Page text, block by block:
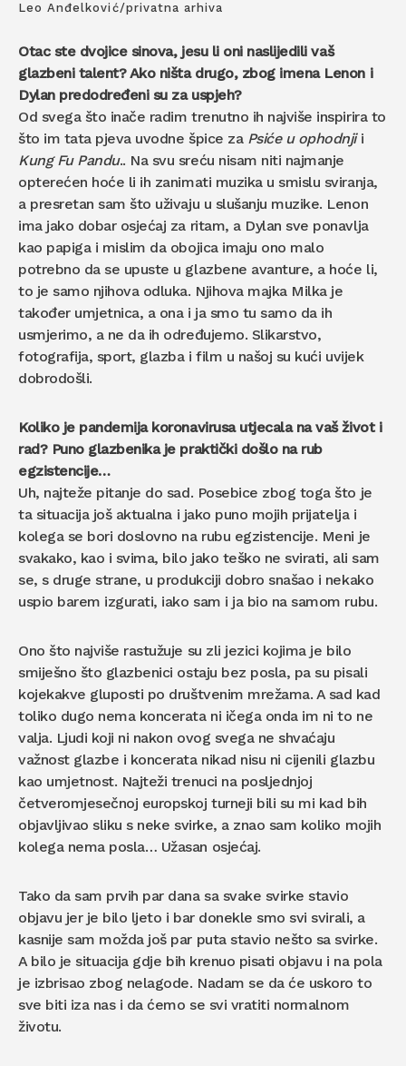
Leo Anđelković/privatna arhiva
Otac ste dvojice sinova, jesu li oni naslijedili vaš
glazbeni talent? Ako ništa drugo, zbog imena Lenon i
Dylan predodređeni su za uspjeh?
Od svega što inače radim trenutno ih najviše inspirira to
što im tata pjeva uvodne špice za Psiće u ophodnjii
Kung Fu Pandu.. Na svu sreću nisam niti najmanje
opterećen hoće li ih zanimati muzika u smislu sviranja,
a presretan sam što uživaju u slušanju muzike. Lenon
ima jako dobar osjećaj za ritam, a Dylan sve ponavlja
kao papiga i mislim da obojica imaju ono malo
potrebno da se upuste u glazbene avanture, a hoće li,
to je samo njihova odluka. Njihova majka Milka je
također umjetnica, a ona i ja smo tu samo da ih
usmjerimo, a ne da ih određujemo. Slikarstvo,
fotografija, sport, glazba i film u našoj su kući uvijek
dobrodošli.
Koliko je pandemija koronavirusa utjecala na vaš život i
rad? Puno glazbenika je praktički došlo na rub
egzistencije…
Uh, najteže pitanje do sad. Posebice zbog toga što je
ta situacija još aktualna i jako puno mojih prijatelja i
kolega se bori doslovno na rubu egzistencije. Meni je
svakako, kao i svima, bilo jako teško ne svirati, ali sam
se, s druge strane, u produkciji dobro snašao i nekako
uspio barem izgurati, iako sam i ja bio na samom rubu.
Ono što najviše rastužuje su zli jezici kojima je bilo
smiješno što glazbenici ostaju bez posla, pa su pisali
kojekakve gluposti po društvenim mrežama. A sad kad
toliko dugo nema koncerata ni ičega onda im ni to ne
valja. Ljudi koji ni nakon ovog svega ne shvaćaju
važnost glazbe i koncerata nikad nisu ni cijenili glazbu
kao umjetnost. Najteži trenuci na posljednjoj
četveromjesečnoj europskoj turneji bili su mi kad bih
objavljivao sliku s neke svirke, a znao sam koliko mojih
kolega nema posla… Užasan osjećaj.
Tako da sam prvih par dana sa svake svirke stavio
objavu jer je bilo ljeto i bar donekle smo svi svirali, a
kasnije sam možda još par puta stavio nešto sa svirke.
A bilo je situacija gdje bih krenuo pisati objavu i na pola
je izbrisao zbog nelagode. Nadam se da će uskoro to
sve biti iza nas i da ćemo se svi vratiti normalnom
životu.